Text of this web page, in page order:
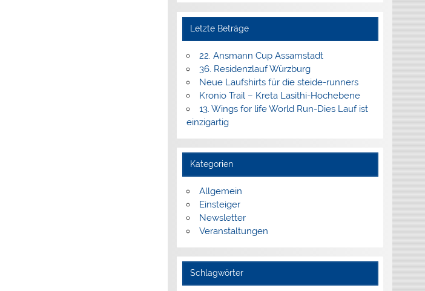
Letzte Beträge
22. Ansmann Cup Assamstadt
36. Residenzlauf Würzburg
Neue Laufshirts für die steide-runners
Kronio Trail – Kreta Lasithi-Hochebene
13. Wings for life World Run-Dies Lauf ist
einzigartig
Kategorien
Allgemein
Einsteiger
Newsletter
Veranstaltungen
Schlagwörter